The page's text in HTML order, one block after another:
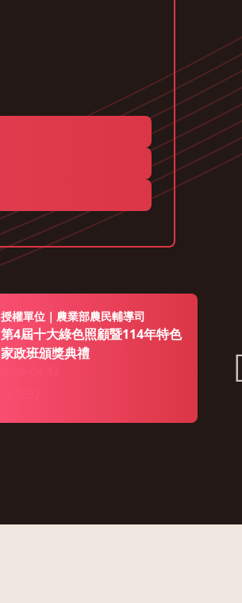
授權單位｜農業部農民輔導司
第4屆十大綠色照顧暨114年特色
家政班頒獎典禮